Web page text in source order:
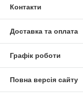
Контакти
Доставка та оплата
Графік роботи
Повна версія сайту